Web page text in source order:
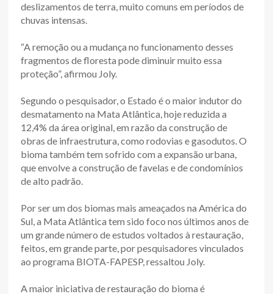
deslizamentos de terra, muito comuns em períodos de
chuvas intensas.
“A remoção ou a mudança no funcionamento desses
fragmentos de floresta pode diminuir muito essa
proteção”, afirmou Joly.
Segundo o pesquisador, o Estado é o maior indutor do
desmatamento na Mata Atlântica, hoje reduzida a
12,4% da área original, em razão da construção de
obras de infraestrutura, como rodovias e gasodutos. O
bioma também tem sofrido com a expansão urbana,
que envolve a construção de favelas e de condomínios
de alto padrão.
Por ser um dos biomas mais ameaçados na América do
Sul, a Mata Atlântica tem sido foco nos últimos anos de
um grande número de estudos voltados à restauração,
feitos, em grande parte, por pesquisadores vinculados
ao programa BIOTA-FAPESP, ressaltou Joly.
A maior iniciativa de restauração do bioma é